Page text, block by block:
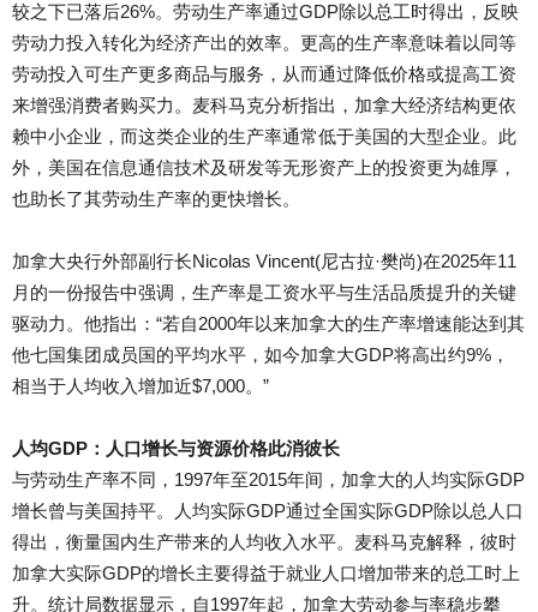
较之下已落后26%。劳动生产率通过GDP除以总工时得出，反映
劳动力投入转化为经济产出的效率。更高的生产率意味着以同等
劳动投入可生产更多商品与服务，从而通过降低价格或提高工资
来增强消费者购买力。麦科马克分析指出，加拿大经济结构更依
赖中小企业，而这类企业的生产率通常低于美国的大型企业。此
外，美国在信息通信技术及研发等无形资产上的投资更为雄厚，
也助长了其劳动生产率的更快增长。
加拿大央行外部副行长Nicolas Vincent(尼古拉·樊尚)在2025年11
月的一份报告中强调，生产率是工资水平与生活品质提升的关键
驱动力。他指出：“若自2000年以来加拿大的生产率增速能达到其
他七国集团成员国的平均水平，如今加拿大GDP将高出约9%，
相当于人均收入增加近$7,000。”
人均GDP：人口增长与资源价格此消彼长
与劳动生产率不同，1997年至2015年间，加拿大的人均实际GDP
增长曾与美国持平。人均实际GDP通过全国实际GDP除以总人口
得出，衡量国内生产带来的人均收入水平。麦科马克解释，彼时
加拿大实际GDP的增长主要得益于就业人口增加带来的总工时上
升。统计局数据显示，自1997年起，加拿大劳动参与率稳步攀